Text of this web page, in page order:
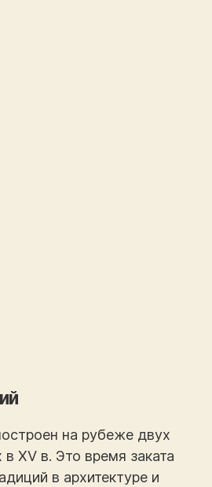
на рубеже двух
в XV в. Это время заката
в архитектуре и